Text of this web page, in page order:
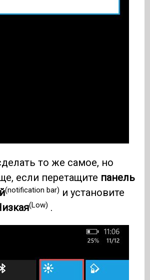
то же самое, но
если перетащите панель
(notification bar) и установите
(Low) .